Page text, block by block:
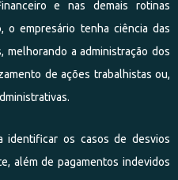
e nas demais rotinas
o empresário tenha ciência das
melhorando a administração dos
de ações trabalhistas ou,
identificar os casos de desvios
além de pagamentos indevidos